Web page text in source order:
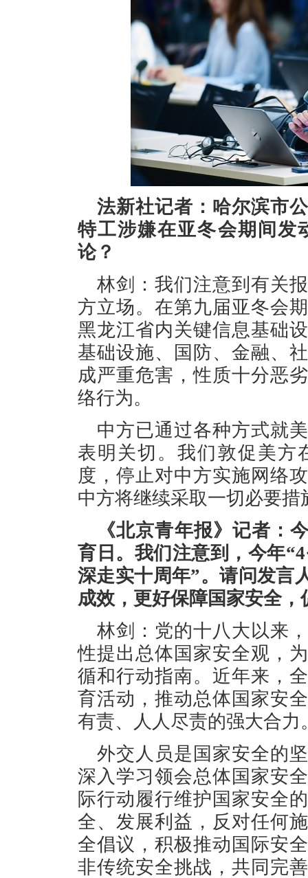
法新社记者：哈尔滨市
特工涉嫌在亚冬会期间发
论？
林剑：我们注意到有关
方立场。在第九届亚冬会
黑龙江省内关键信息基础
基础设施、国防、金融、
成严重危害，性质十分恶
络行为。
中方已通过各种方式就
表明关切。我们敦促美方
度，停止对中方实施网络
中方将继续采取一切必要
《北京青年报》记者：
育日。我们注意到，今年
深走实十周年”。请问发言
成效，更好保障国家安全
林剑：党的十八大以来
性提出总体国家安全观，
循和行动指南。近年来，
育活动，推动总体国家安
有责、人人尽责的强大合力
外交人员是国家安全的
深入学习领会总体国家安
际行动履行维护国家安全
全、发展利益，反对任何
全倡议，积极推动国际安
非传统安全挑战，共同完